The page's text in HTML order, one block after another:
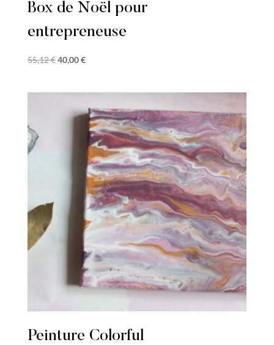
Box de Noël pour
entrepreneuse
55,12€Le
55,12 €.
40,00€Le
40,00 €.
Peinture Colorful